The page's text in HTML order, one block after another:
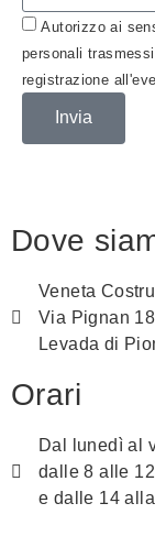
Autorizzo ai
personali
registrazione
Invia
Dove
Veneta
Via Pignan
Levada di
Orari
Dal lunedì al
dalle 8 alle
e dalle 14